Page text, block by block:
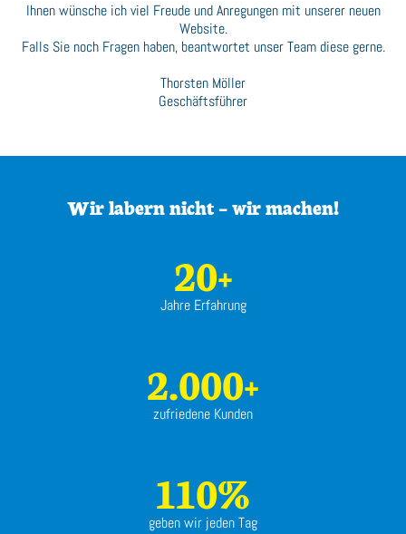
Ihnen wünsche ich viel Freude und Anregungen mit unserer neuen
Website.
Falls Sie noch Fragen haben, beantwortet unser Team diese gerne.
Thorsten Möller
Geschäftsführer
Wir labern nicht – wir machen!
20+
Jahre Erfahrung
2.000+
zufriedene Kunden
110%
geben wir jeden Tag